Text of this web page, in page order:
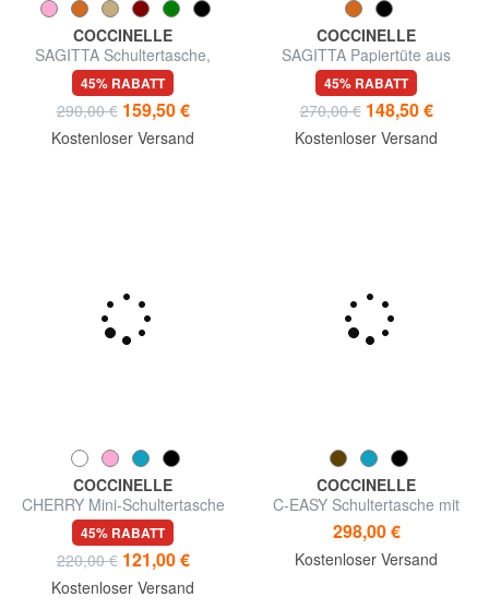
COCCINELLE
SAGITTA Schultertasche,
Leder
45% RABATT
290,00 € 159,50 €
Kostenloser Versand
COCCINELLE
SAGITTA Papiertüte aus
Leder, Leder
45% RABATT
270,00 € 148,50 €
Kostenloser Versand
COCCINELLE
CHERRY Mini-Schultertasche
45% RABATT
220,00 € 121,00 €
Kostenloser Versand
COCCINELLE
C-EASY Schultertasche mit
Clutch
298,00 €
Kostenloser Versand